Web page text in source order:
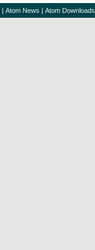
| Atom News | Atom Downloads